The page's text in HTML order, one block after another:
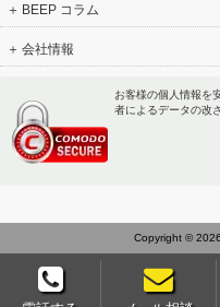
BEEP コラム
会社情報
お客様の個人情報を
者によるデータの改
Copyright ©